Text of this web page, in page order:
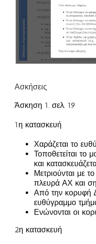
Ασκήσεις
Άσκηση 1. σελ. 19
1η κατασκευή
Χαράζεται το
Τοποθετείται το
και
Μετριούνται με
πλευρά ΑΧ και
Από την κορυφή
ευθύγραμμο
Ενώνονται οι
2η κατασκευή